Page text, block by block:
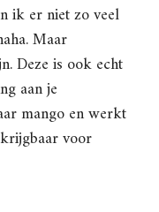
ik er niet zo veel
Maar
Deze is ook echt
aan je
mango en werkt
voor